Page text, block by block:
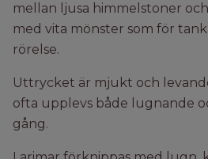
mellan ljusa himmelstoner
med vita mönster som för
rörelse.
Uttrycket är mjukt och
ofta upplevs både lugnande
gång.